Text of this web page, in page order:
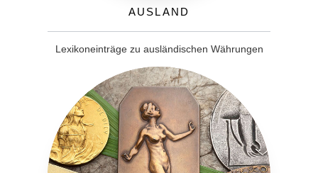
Ausland
Lexikoneinträge zu ausländischen Währungen